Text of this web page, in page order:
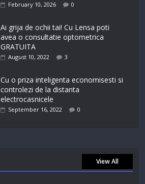
February 10, 2026 0
Ai grija de ochii tai! Cu Lensa poti
avea o consultatie optometrica
GRATUITA
August 10, 2022 3
Cu o priza inteligenta economisesti si
controlezi de la distanta
electrocasnicele
September 16, 2022 0
View All